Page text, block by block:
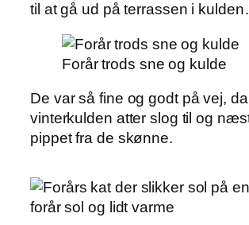
til at gå ud på terrassen i
Forår trods sne og kulde
De var så fine og godt på vej, da
vinterkulden atter slog til og
pippet fra de skønne.
forår sol og lidt varme